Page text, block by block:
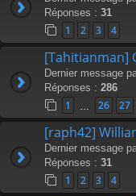
Réponses : 31
1 2 3 4
[Tahitianman]
Dernier message
Réponses : 286
1 26 27
[raph42]
Dernier message
Réponses : 31
1 2 3 4